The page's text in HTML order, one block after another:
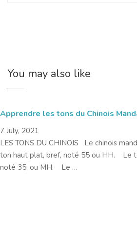
You may also like
Apprendre les tons du Chinois
7 July, 2021
LES TONS DU CHINOIS Le chinois
ton haut plat, bref, noté 55 ou HH. Le
noté 35, ou MH. Le …